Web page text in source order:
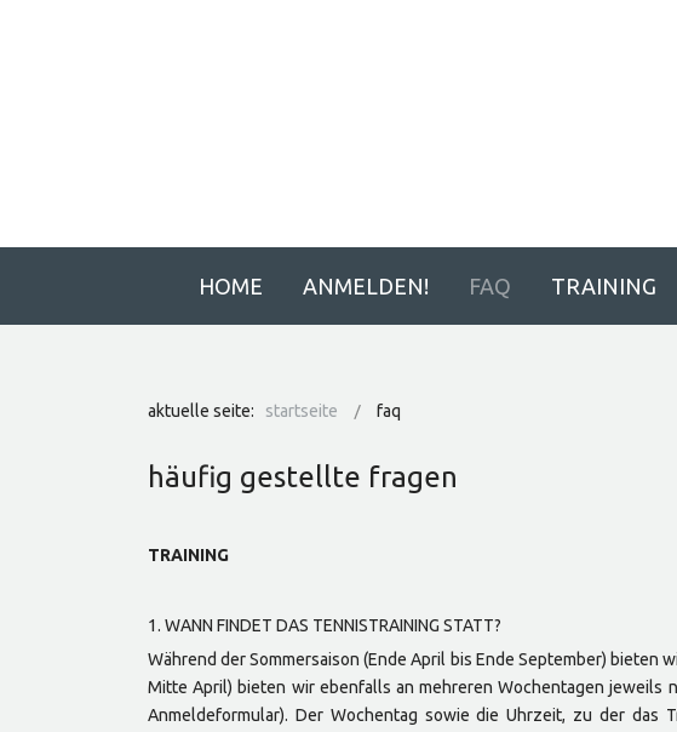
HOME ANMELDEN! FAQ TRAINING
aktuelle seite: startseite faq
häufig gestellte fragen
TRAINING
1. WANN FINDET DAS TENNISTRAINING STATT?
Während der Sommersaison (Ende April bis Ende September) bieten
Mitte April) bieten wir ebenfalls an mehreren Wochentagen jeweils
Anmeldeformular). Der Wochentag sowie die Uhrzeit, zu der das